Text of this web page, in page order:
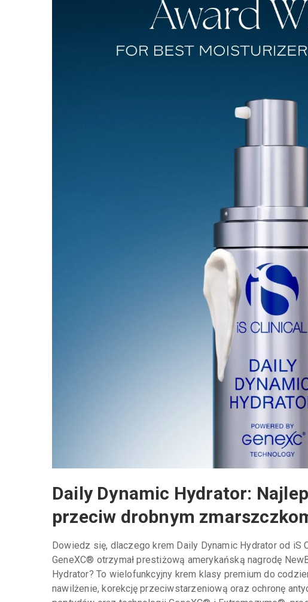
Daily Dynamic Hydrator:
przeciw drobnym
Dowiedz się, dlaczego krem Daily Dynamic Hydrator od
GeneXC® otrzymał prestiżową amerykańską nagrodę
Hydrator? To wielofunkcyjny krem klasy premium do
nawilżenie, korekcję przeciwstarzeniową oraz ochronę